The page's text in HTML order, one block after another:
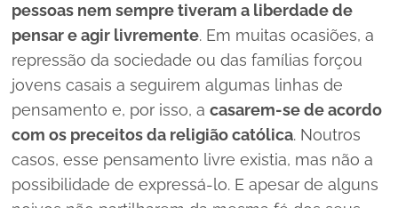
pessoas nem sempre tiveram a liberdade de
pensar e agir livremente. Em muitas ocasiões, a
repressão da sociedade ou das famílias forçou
jovens casais a seguirem algumas linhas de
pensamento e, por isso, a casarem-se de acordo
com os preceitos da religião católica. Noutros
casos, esse pensamento livre existia, mas não a
possibilidade de expressá-lo. E apesar de alguns